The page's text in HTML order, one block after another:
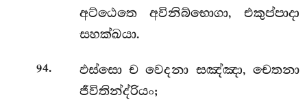
අට්ඨෙතෙ අවිනිබ්භොගා, එකුප්පාදා
සහක්ඛයා.
94.
ඵස්සො ච වෙදනා සඤ්ඤා, චෙතනා
ජීවිතින්ද්රියං;